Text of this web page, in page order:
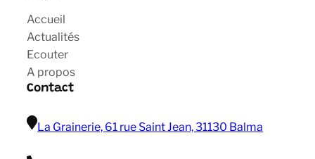
Accueil
Actualités
Ecouter
A propos
Contact
La Grainerie, 61 rue Saint Jean, 31130 Balma